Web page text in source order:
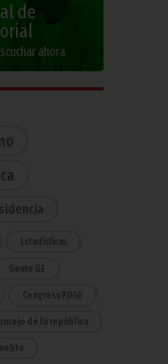
de
ahora
Estadísticas
Gente GE
CongresoPDGE
de la república